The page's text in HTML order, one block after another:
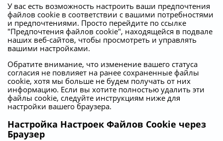
У вас есть возможность настроить ваши предпочтения
файлов cookie в соответствии с вашими потребностями
и предпочтениями. Просто перейдите по ссылке
"Предпочтения файлов cookie", находящейся в подвале
наших веб-сайтов, чтобы просмотреть и управлять
вашими настройками.
Обратите внимание, что изменение вашего статуса
согласия не повлияет на ранее сохраненные файлы
cookie, хотя мы больше не будем получать от них
информацию. Если вы хотите полностью удалить эти
файлы cookie, следуйте инструкциям ниже для
настройки вашего браузера.
Настройка Настроек Файлов Cookie через
Браузер